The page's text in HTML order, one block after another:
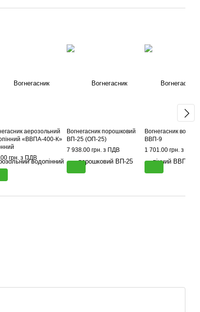
аерозольний
«ВВПА-400-К»
грн. з ПДВ
Вогнегасник порошковий
ВП-25 (ОП-25)
7 938.00 грн. з ПДВ
Вогнегасник водо-
ВВП-9
1 701.00 грн. з ПДВ